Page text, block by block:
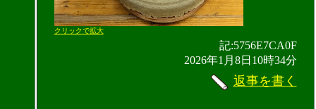
クリックで拡大
記:5756E7CA0F
2026年1月8日10時34分
返事を書く